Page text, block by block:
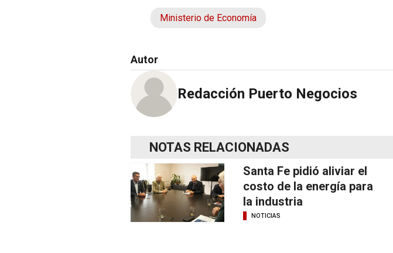
Ministerio de Economía
Autor
Redacción Puerto Negocios
NOTAS RELACIONADAS
Santa Fe pidió aliviar el
costo de la energía para
la industria
NOTICIAS